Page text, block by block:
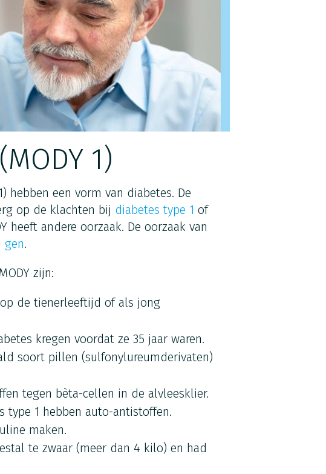
1)
hebben een vorm van diabetes. De
op de klachten bij diabetes type 1 of
heeft andere oorzaak. De oorzaak van
gen.
zijn:
de tienerleeftijd of als jong
kregen voordat ze 35 jaar waren.
soort pillen (sulfonylureumderivaten)
tegen bèta-cellen in de alvleesklier.
type 1 hebben auto-antistoffen.
maken.
te zwaar (meer dan 4 kilo) en had